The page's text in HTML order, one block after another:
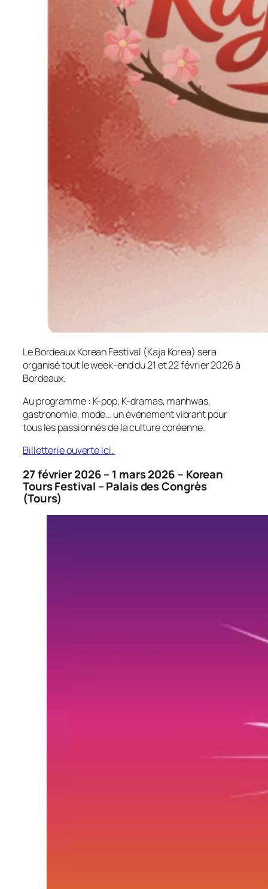
Le Bordeaux Korean Festival (Kaja Korea) sera
organisé tout le week-end du 21 et 22 février 2026 à
Bordeaux.
Au programme : K-pop, K-dramas, manhwas,
gastronomie, mode… un événement vibrant pour
tous les passionnés de la culture coréenne.
Billetterie ouverte ici.
27 février 2026 – 1 mars 2026 – Korean
Tours Festival – Palais des Congrès
(Tours)